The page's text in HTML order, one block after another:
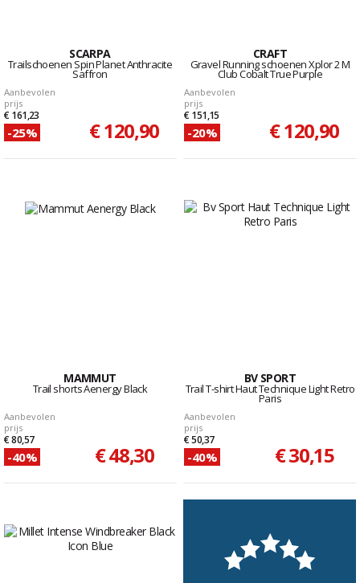
SCARPA
Trailschoenen Spin Planet Anthracite
Saffron
Aanbevolen
prijs
€ 161,23
-25% € 120,90
CRAFT
Gravel Running schoenen Xplor 2 M
Club Cobalt True Purple
Aanbevolen
prijs
€ 151,15
-20% € 120,90
MAMMUT
Trail shorts Aenergy Black
Aanbevolen
prijs
€ 80,57
-40% € 48,30
BV SPORT
Trail T-shirt Haut Technique Light Retro
Paris
Aanbevolen
prijs
€ 50,37
-40% € 30,15